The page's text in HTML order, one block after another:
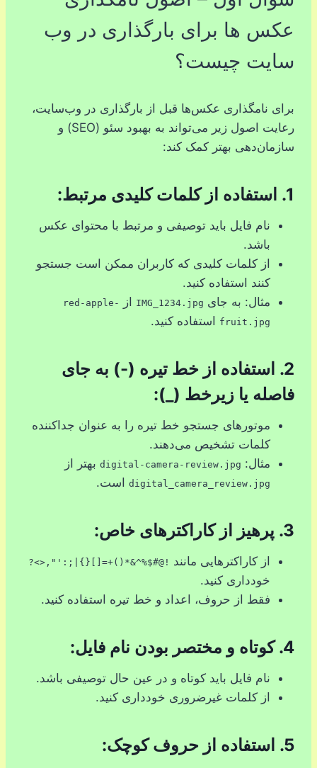
عکس ها برای بارگذاری در وب
سایت چیست؟
برای نامگذاری عکس‌ها قبل از بارگذاری در وب‌سایت،
رعایت اصول زیر می‌تواند به بهبود سئو (SEO) و
سازمان‌دهی بهتر کمک کند:
1. استفاده از کلمات کلیدی مرتبط:
نام فایل باید توصیفی و مرتبط با محتوای عکس
باشد.
از کلمات کلیدی که کاربران ممکن است جستجو
کنند استفاده کنید.
مثال: به جای IMG_1234.jpg از
red-apple-
fruit.jpg
استفاده کنید.
2.
استفاده از خط تیره (-) به جای
فاصله یا زیرخط (_):
موتورهای جستجو خط تیره را به عنوان جداکننده
کلمات تشخیص می‌دهند.
مثال: digital-camera-review.jpg بهتر از
digital_camera_review.jpg است.
3. پرهیز از کاراکترهای خاص:
از کاراکترهایی مانند !@#$%^&*()+=[]{}|;:'",<>?
خودداری کنید.
فقط از حروف، اعداد و خط تیره استفاده کنید.
4. کوتاه و مختصر بودن نام فایل:
نام فایل باید کوتاه و در عین حال توصیفی باشد.
از کلمات غیرضروری خودداری کنید.
5. استفاده از حروف کوچک: